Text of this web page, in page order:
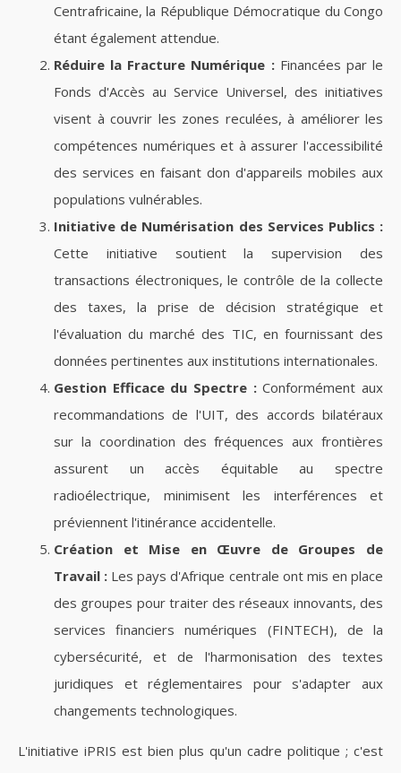
Centrafricaine, la République Démocratique du Congo
étant également attendue.
Réduire la Fracture Numérique :Financées par le
Fonds d'Accès au Service Universel, des initiatives
visent à couvrir les zones reculées, à améliorer les
compétences numériques et à assurer l'accessibilité
des services en faisant don d'appareils mobiles aux
populations vulnérables.
Initiative de Numérisation des Services Publics :
Cette initiative soutient la supervision des
transactions électroniques, le contrôle de la collecte
des taxes, la prise de décision stratégique et
l'évaluation du marché des TIC, en fournissant des
données pertinentes aux institutions internationales.
Gestion Efficace du Spectre :Conformément aux
recommandations de l'UIT, des accords bilatéraux
sur la coordination des fréquences aux frontières
assurent un accès équitable au spectre
radioélectrique, minimisent les interférences et
préviennent l'itinérance accidentelle.
Création et Mise en Œuvre de Groupes de
Travail : Les pays d'Afrique centrale ont mis en place
des groupes pour traiter des réseaux innovants, des
services financiers numériques (FINTECH), de la
cybersécurité, et de l'harmonisation des textes
juridiques et réglementaires pour s'adapter aux
changements technologiques.
L'initiative iPRIS est bien plus qu'un cadre politique ; c'est